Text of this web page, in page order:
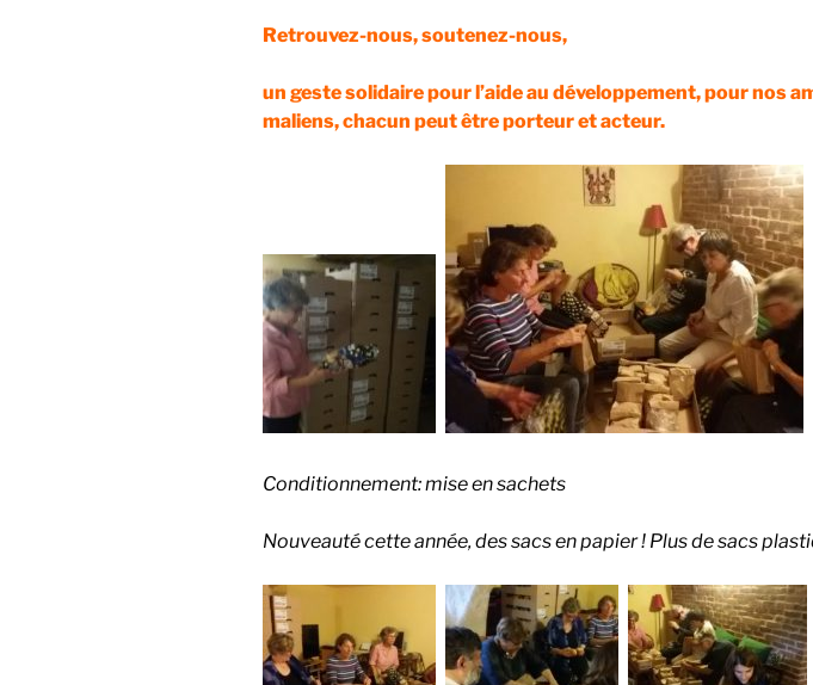
Retrouvez-nous, soutenez-nous,
un geste solidaire pour l’aide au développement, pour nos
maliens, chacun peut être porteur et acteur.
Conditionnement: mise en sachets
Nouveauté cette année, des sacs en papier ! Plus de sacs